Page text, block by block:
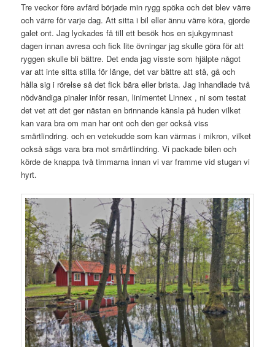
Tre veckor före avfärd började min rygg spöka och det blev värre
och värre för varje dag. Att sitta i bil eller ännu värre köra, gjorde
galet ont. Jag lyckades få till ett besök hos en sjukgymnast
dagen innan avresa och fick lite övningar jag skulle göra för att
ryggen skulle bli bättre. Det enda jag visste som hjälpte något
var att inte sitta stilla för länge, det var bättre att stå, gå och
hålla sig i rörelse så det fick bära eller brista. Jag inhandlade två
nödvändiga pinaler inför resan, linimentet Linnex , ni som testat
det vet att det ger nästan en brinnande känsla på huden vilket
kan vara bra om man har ont och den ger också viss
smärtlindring. och en vetekudde som kan värmas i mikron, vilket
också sägs vara bra mot smärtlindring. Vi packade bilen och
körde de knappa två timmarna innan vi var framme vid stugan vi
hyrt.